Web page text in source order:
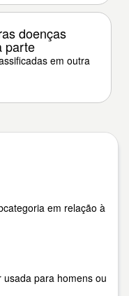
doenças
parte
em outra
em relação à
para homens ou